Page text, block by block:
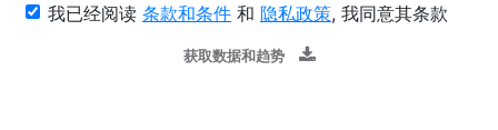
我已经阅读 条款和条件 和 隐私政策, 我同意其条款
获取数据和趋势